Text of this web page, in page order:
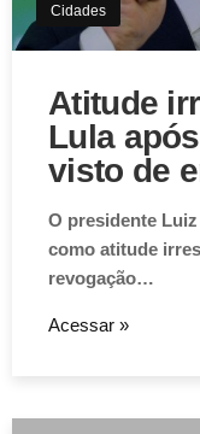
Cidades
Atitude
Lula
visto de
O presidente
como atitude
revogação…
Acessar »